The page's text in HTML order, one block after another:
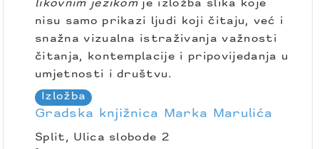
likovnim jezikomje izložba slika koje
nisu samo prikazi ljudi koji čitaju, već i
snažna vizualna istraživanja važnosti
čitanja, kontemplacije i pripovijedanja u
umjetnosti i društvu.
Izložba
Gradska knjižnica Marka Marulića
Split, Ulica slobode 2